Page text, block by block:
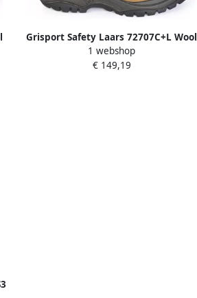
Grisport Safety Laars 72707C+L Wool
S3 + KN Cognac 00.049.001.39
1 webshop
€ 149,19